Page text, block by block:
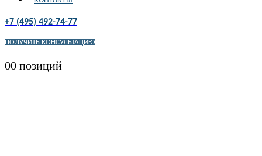
+7 (495) 492-74-77
ПОЛУЧИТЬ КОНСУЛЬТАЦИЮ
00 позиций